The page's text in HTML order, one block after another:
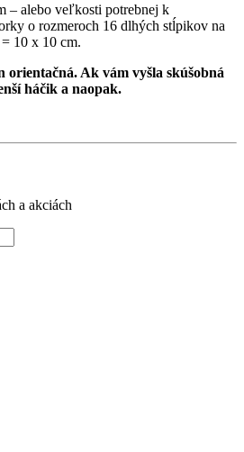
– alebo veľkosti potrebnej k
o rozmeroch 16 dlhých stĺpikov na
10 x 10 cm.
orientačná. Ak vám vyšla skúšobná
háčik a naopak.
a akciách